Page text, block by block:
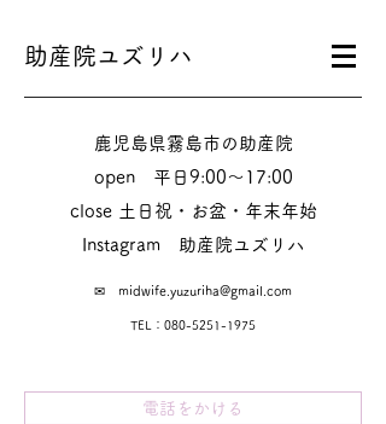
助産院ユズリハ
鹿児島県霧島市の助産院
​​open 平日9:00～17:00
close 土日祝・お盆・年末年始
Instagram​ 助産院ユズリハ
✉ midwife.yuzuriha@gmail.com
TEL：080-5251-1975
電話をかける